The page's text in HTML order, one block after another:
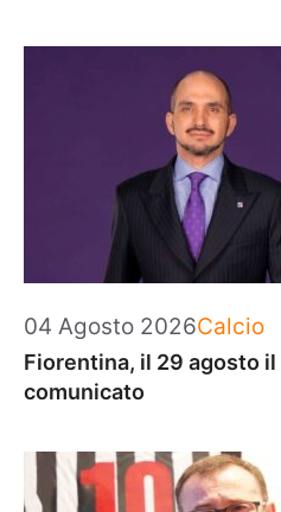
04 Agosto 2026Calcio
Fiorentina, il 29 agosto
comunicato